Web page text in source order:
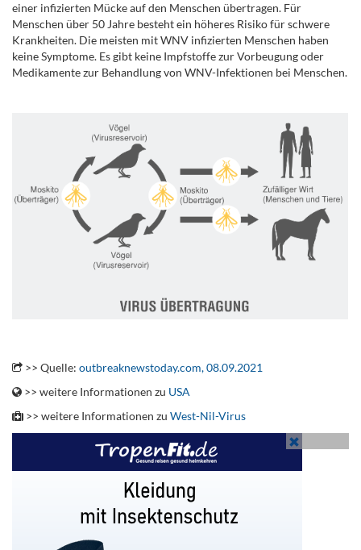
einer infizierten Mücke auf den Menschen übertragen. Für
Menschen über 50 Jahre besteht ein höheres Risiko für schwere
Krankheiten. Die meisten mit WNV infizierten Menschen haben
keine Symptome. Es gibt keine Impfstoffe zur Vorbeugung oder
Medikamente zur Behandlung von WNV-Infektionen bei Menschen.
>> Quelle: outbreaknewstoday.com, 08.09.2021
>> weitere Informationen zu USA
>> weitere Informationen zu West-Nil-Virus